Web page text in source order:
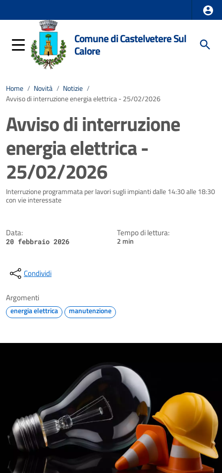
Comune di Castelvetere Sul
Calore
Home / Novità / Notizie /
Avviso di interruzione energia elettrica - 25/02/2026
Avviso di interruzione
energia elettrica -
25/02/2026
Dettagli della notizia
Interruzione programmata per lavori sugli impianti dalle 14:30 alle 18:30
con vie interessate
Data:
20 febbraio 2026
Tempo di lettura:
2 min
Condividi
Argomenti
energia elettrica manutenzione